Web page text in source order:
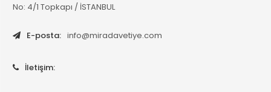
No: 4/1 Topkapı / İSTANBUL
E-posta: info@miradavetiye.com
İletişim: